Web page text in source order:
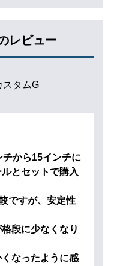
レビュー
タムG
から15インチに
とセットで購入
ですが、安定性
段に少なくなり
なったように感